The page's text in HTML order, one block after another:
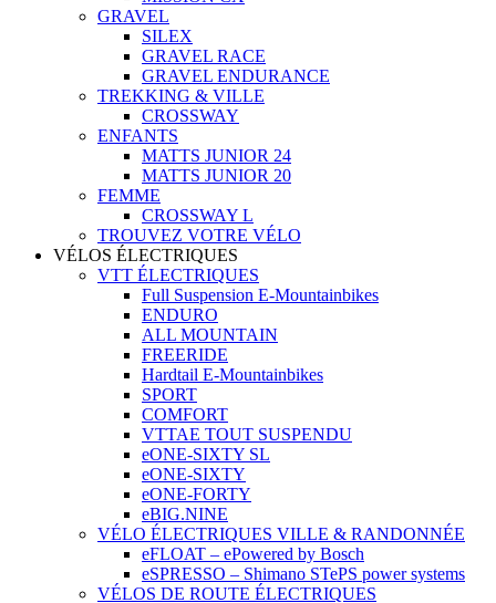
GRAVEL
SILEX
GRAVEL RACE
GRAVEL ENDURANCE
TREKKING & VILLE
CROSSWAY
ENFANTS
MATTS JUNIOR 24
MATTS JUNIOR 20
FEMME
CROSSWAY L
TROUVEZ VOTRE VÉLO
VÉLOS ÉLECTRIQUES
VTT ÉLECTRIQUES
Full Suspension E-Mountainbikes
ENDURO
ALL MOUNTAIN
FREERIDE
Hardtail E-Mountainbikes
SPORT
COMFORT
VTTAE TOUT SUSPENDU
eONE-SIXTY SL
eONE-SIXTY
eONE-FORTY
eBIG.NINE
VÉLO ÉLECTRIQUES VILLE & RANDONNÉE
eFLOAT – ePowered by Bosch
eSPRESSO – Shimano STePS power systems
VÉLOS DE ROUTE ÉLECTRIQUES